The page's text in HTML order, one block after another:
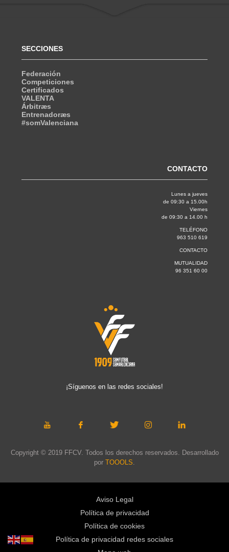
SECCIONES
Federación
Competiciones
Certificados
VALENTA
Árbitræs
Entrenadoræs
#somValenciana
CONTACTO
Lunes a jueves
de 09:30 a 15.00h
Viernes
de 09:30 a 14.00 h
TELÉFONO
963 510 619
CONTACTO
MUTUALIDAD
96 351 60 00
¡Síguenos en las redes sociales!
Copyright © 2019 FFCV. Todos los derechos reservados. Desarrollado
por TOOOLS
Aviso Legal
Política de privacidad
Política de cookies
Política de privacidad redes sociales